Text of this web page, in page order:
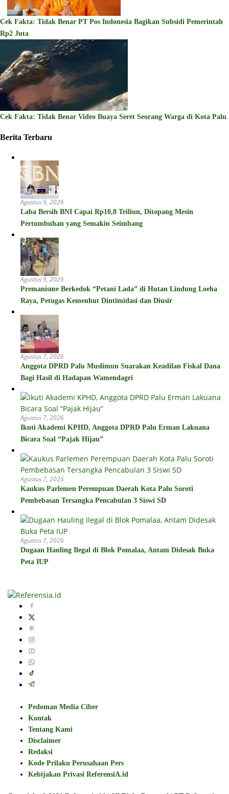
Cek Fakta: Tidak Benar PT Pos Indonesia Bagikan Subsidi Pemerintah
Rp2 Juta
Cek Fakta: Tidak Benar Video Buaya Seret Seorang Warga di Kota Palu
Berita Terbaru
Agustus 9, 2026
Laba Bersih BNI Capai Rp10,8 Triliun, Ditopang Mesin
Pertumbuhan yang Semakin Seimbang
Agustus 9, 2026
Premanisme Berkedok “Petani Lada” di Hutan Lindung Loeha
Raya, Petugas Kemenhut Dintimidasi dan Diusir
Agustus 7, 2026
Anggota DPRD Palu Muslimun Suarakan Keadilan Fiskal Dana
Bagi Hasil di Hadapan Wamendagri
Agustus 7, 2026
Ikuti Akademi KPHD, Anggota DPRD Palu Erman Lakuana
Bicara Soal “Pajak Hijau”
Agustus 7, 2026
Kaukus Parlemen Perempuan Daerah Kota Palu Soroti
Pembebasan Tersangka Pencabulan 3 Siswi SD
Agustus 7, 2026
Dugaan Hauling Ilegal di Blok Pomalaa, Antam Didesak Buka
Peta IUP
Pedoman Media Ciber
Kontak
Tentang Kami
Disclaimer
Redaksi
Kode Prilaku Perusahaan Pers
Kebijakan Privasi ReferensiA.id